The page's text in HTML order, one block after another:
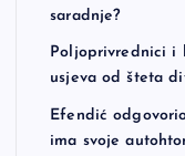
saradnje?
Poljoprivrednici i
usjeva od šteta
Efendić
ima svoje